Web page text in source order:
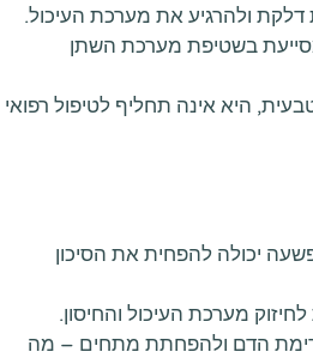
דלקת ולהרגיע את מערכת העיכול.
מים ביום מסייעת בשטיפת מערכת השתן
היא אינה תחליף לטיפול רפואי
יכולה להפחית את הסיכון
מערכת העיכול והחיסון.
זרימת הדם ולהפחתת מתחים – מה